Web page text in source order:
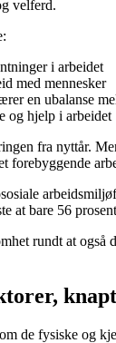
velferd.
i arbeidet
med mennesker
en ubalanse
og hjelp i arbeidet
fra nyttår.
forebyggende
at bare 56
rundt at
de fysiske og